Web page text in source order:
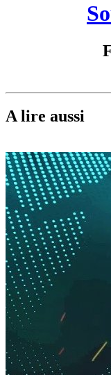
A lire aussi